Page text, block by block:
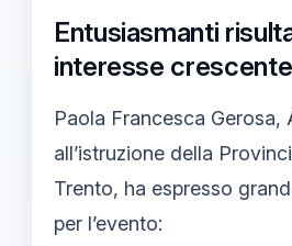
Entusiasmanti
interesse crescente
Paola Francesca Gerosa,
all’istruzione della
Trento, ha espresso
per l’evento: